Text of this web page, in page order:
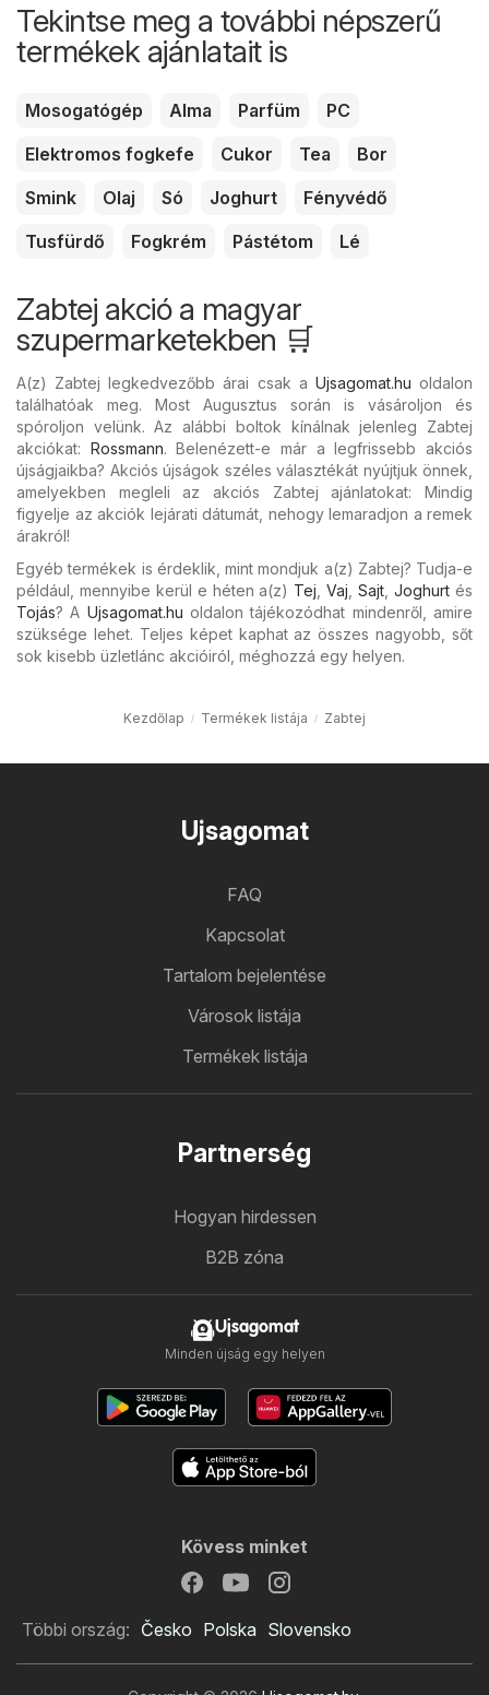
Tekintse meg a további népszerű
termékek ajánlatait is
Mosogatógép Alma Parfüm
PC
Elektromos fogkefe
Cukor Tea
Bor
Smink
Olaj Só Joghurt
Fényvédő
Tusfürdő
Fogkrém Pástétom Lé
Zabtej akció a magyar
szupermarketekben 🛒
A(z) Zabtej legkedvezőbb árai csak a Ujsagomat.hu oldalon
találhatóak meg. Most Augusztus során is vásároljon és
spóroljon velünk. Az alábbi boltok kínálnak jelenleg Zabtej
akciókat: Rossmann. Belenézett-e már a legfrissebb akciós
újságjaikba? Akciós újságok széles választékát nyújtjuk önnek,
amelyekben megleli az akciós Zabtej ajánlatokat: Mindig
figyelje az akciók lejárati dátumát, nehogy lemaradjon a remek
árakról!
Egyéb termékek is érdeklik, mint mondjuk a(z) Zabtej? Tudja-e
például, mennyibe kerül e héten a(z) Tej ,Vaj ,Sajt ,Joghurt és
Tojás? A Ujsagomat.hu oldalon tájékozódhat mindenről, amire
szüksége lehet. Teljes képet kaphat az összes nagyobb, sőt
sok kisebb üzletlánc akcióiról, méghozzá egy helyen.
Kezdőlap Termékek listája Zabtej
Ujsagomat
FAQ
Kapcsolat
Tartalom bejelentése
Városok listája
Termékek listája
Partnerség
Hogyan hirdessen
B2B zóna
Ujsagomat
Minden újság egy helyen
Kövess minket
Többi ország: Česko Polska Slovensko